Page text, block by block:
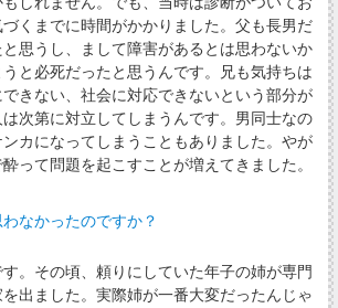
くまでに時間がかかりました。父も長男だ
思うし、まして障害があるとは思わないか
と必死だったと思うんです。兄も気持ちは
きない、社会に対応できないという部分が
次第に対立してしまうんです。男同士なの
カになってしまうこともありました。やが
って問題を起こすことが増えてきました。
なかったのですか？
。その頃、頼りにしていた年子の姉が専門
出ました。実際姉が一番大変だったんじゃ